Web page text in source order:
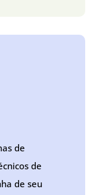
de
de
de seu